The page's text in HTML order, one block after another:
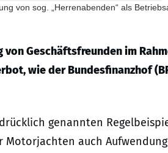
von sog. „Herrenabenden“ als
Geschäftsfreunden im
wie der Bundesfinanzhof
genannten
Motorjachten auch